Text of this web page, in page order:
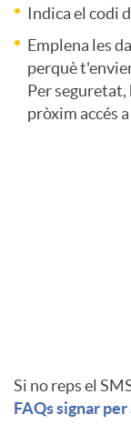
i
c
n
e
c
e
Indica el codi
Emplena les
perquè
Per seguretat,
pròxim accés
t
P
Si no reps el
FAQs signar per